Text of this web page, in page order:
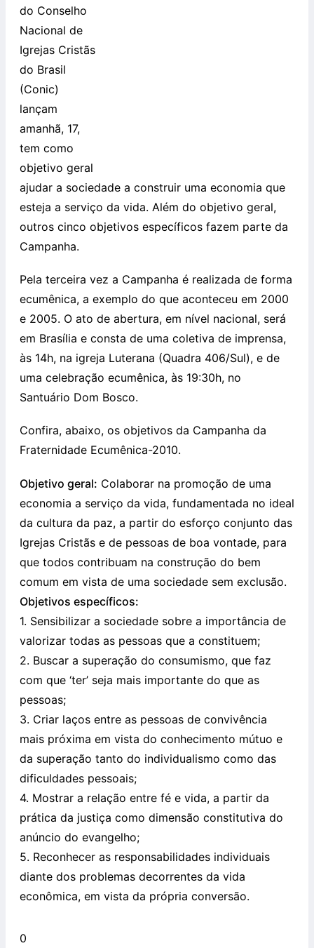
do Conselho
Nacional de
Igrejas Cristãs
do Brasil
(Conic)
lançam
amanhã, 17,
tem como
objetivo geral
ajudar a sociedade a construir uma economia que
esteja a serviço da vida. Além do objetivo geral,
outros cinco objetivos específicos fazem parte da
Campanha.
Pela terceira vez a Campanha é realizada de forma
ecumênica, a exemplo do que aconteceu em 2000
e 2005. O ato de abertura, em nível nacional, será
em Brasília e consta de uma coletiva de imprensa,
às 14h, na igreja Luterana (Quadra 406/Sul), e de
uma celebração ecumênica, às 19:30h, no
Santuário Dom Bosco.
Confira, abaixo, os objetivos da Campanha da
Fraternidade Ecumênica-2010.
Objetivo geral: Colaborar na promoção de uma
economia a serviço da vida, fundamentada no ideal
da cultura da paz, a partir do esforço conjunto das
Igrejas Cristãs e de pessoas de boa vontade, para
que todos contribuam na construção do bem
comum em vista de uma sociedade sem exclusão.
Objetivos específicos:
1. Sensibilizar a sociedade sobre a importância de
valorizar todas as pessoas que a constituem;
2. Buscar a superação do consumismo, que faz
com que ‘ter’ seja mais importante do que as
pessoas;
3. Criar laços entre as pessoas de convivência
mais próxima em vista do conhecimento mútuo e
da superação tanto do individualismo como das
dificuldades pessoais;
4. Mostrar a relação entre fé e vida, a partir da
prática da justiça como dimensão constitutiva do
anúncio do evangelho;
5. Reconhecer as responsabilidades individuais
diante dos problemas decorrentes da vida
econômica, em vista da própria conversão.
0